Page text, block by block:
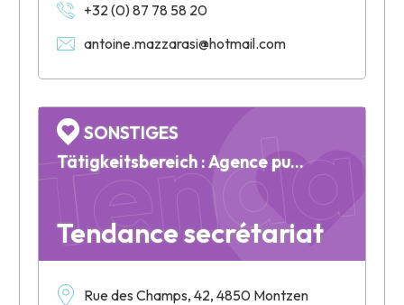
+32 (0) 87 78 58 20
antoine.mazzarasi@hotmail.com
Tendance secrétariat
SONSTIGES
Tätigkeitsbereich : Agence publicitaire
Rue des Champs, 42, 4850 Montzen